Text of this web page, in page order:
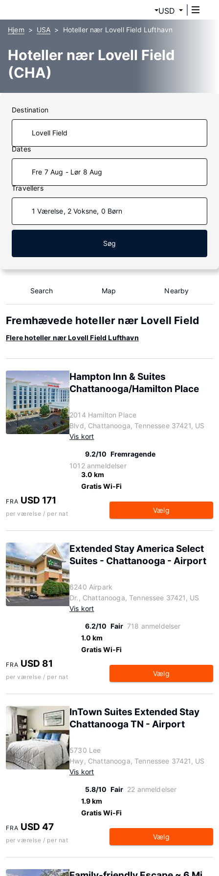
USD
Hjem USA Hoteller nær Lovell Field Lufthavn
Hoteller nær Lovell Field
(CHA)
Destination
Dates
Fre 7 Aug - Lør 8 Aug
Travellers
1 Værelse, 2 Voksne, 0 Børn
Søg
Search Map Nearby
Fremhævede hoteller nær Lovell Field
Flere hoteller nær Lovell Field Lufthavn
Hampton Inn & Suites
Chattanooga/Hamilton Place
2014 Hamilton Place
Blvd, Chattanooga, Tennessee 37421, US
Vis kort
9.2/10 Fremragende
1012 anmeldelser
3.0 km
Gratis Wi-Fi
FRA USD 171
per værelse / per nat Vælg
Extended Stay America Select
Suites - Chattanooga - Airport
6240 Airpark
Dr., Chattanooga, Tennessee 37421, US
Vis kort
6.2/10 Fair 718 anmeldelser
1.0 km
Gratis Wi-Fi
FRA USD 81
per værelse / per nat Vælg
InTown Suites Extended Stay
Chattanooga TN - Airport
5730 Lee
Hwy, Chattanooga, Tennessee 37421, US
Vis kort
5.8/10 Fair 22 anmeldelser
1.9 km
Gratis Wi-Fi
FRA USD 47
per værelse / per nat Vælg